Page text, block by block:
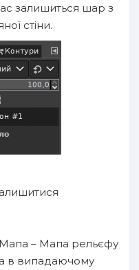
залишиться шар з
стіни.
– Мапа рельєфу
в випадаючому